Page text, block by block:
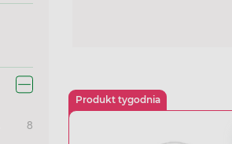
8
Produkt tygodnia